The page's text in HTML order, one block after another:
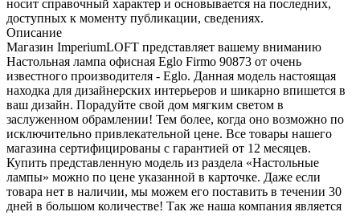
носит справочный характер и основывается на последних,
доступных к моменту публикации, сведениях.
Описание
Магазин ImperiumLOFT представляет вашему вниманию
Настольная лампа офисная Eglo Firmo 90873 от очень
известного производителя - Eglo. Данная модель настоящая
находка для дизайнерских интерьеров и шикарно впишется в
ваш дизайн. Порадуйте свой дом мягким светом в
заслуженном обрамлении! Тем более, когда оно возможно по
исключительно привлекательной цене. Все товары нашего
магазина сертифицированы с гарантией от 12 месяцев.
Купить представленную модель из раздела «Настольные
лампы» можно по цене указанной в карточке. Даже если
товара нет в наличии, мы можем его поставить в течении 30
дней в большом количестве! Так же наша компания является